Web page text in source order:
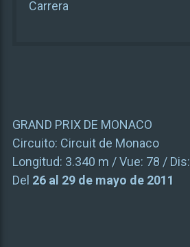
Carrera
GRAND PRIX DE MONACO
Circuito: Circuit de Monaco
Longitud: 3.340 m / Vue: 78 / Dis:
Del 26 al 29 de mayo de 2011